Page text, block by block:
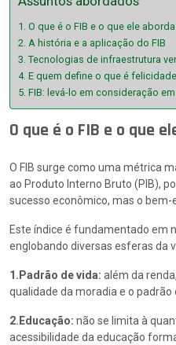
O que é o FIB e o que ele
A história e a aplicação do FIB
Tecnologias de infraestrutura
E quem define o que é
FIB: levá-lo em consideração
O que é o FIB e o que
O FIB surge como uma métrica
ao Produto Interno Bruto (PIB),
sucesso econômico, mas o
Este índice é fundamentado em
englobando diversas esferas da
1.Padrão de vida: além da
qualidade da moradia e o
2.Educação: não se limita à
acessibilidade da educação